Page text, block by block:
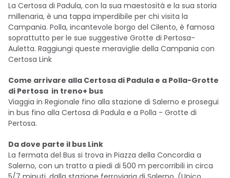
La Certosa di Padula, con la sua maestosità e la sua storia
millenaria, è una tappa imperdibile per chi visita la
Campania. Polla, incantevole borgo del Cilento, è famosa
soprattutto per le sue suggestive Grotte di Pertosa-
Auletta. Raggiungi queste meraviglie della Campania con
Certosa Link
Come arrivare alla Certosa di Padula e a Polla-Grotte
di Pertosa in treno+ bus
Viaggia in Regionale fino alla stazione di Salerno e prosegui
in bus fino alla Certosa di Padula e a Polla - Grotte di
Pertosa.
Da dove parte il bus Link
La fermata del Bus si trova in Piazza della Concordia a
Salerno, con un tratto a piedi di 500 m percorribili in circa